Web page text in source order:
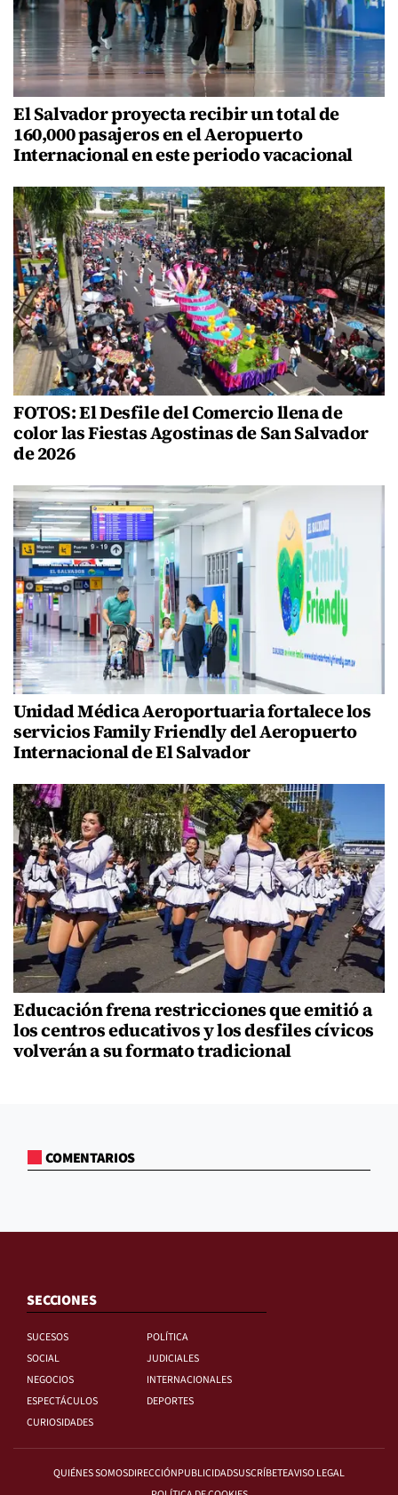
El Salvador proyecta recibir un total de
160,000 pasajeros en el Aeropuerto
Internacional en este periodo vacacional
FOTOS: El Desfile del Comercio llena de
color las Fiestas Agostinas de San Salvador
de 2026
Unidad Médica Aeroportuaria fortalece los
servicios Family Friendly del Aeropuerto
Internacional de El Salvador
Educación frena restricciones que emitió a
los centros educativos y los desfiles cívicos
volverán a su formato tradicional
COMENTARIOS
SECCIONES
SUCESOS
POLÍTICA
SOCIAL
JUDICIALES
NEGOCIOS
INTERNACIONALES
ESPECTÁCULOS
DEPORTES
CURIOSIDADES
QUIÉNES SOMOSDIRECCIÓNPUBLICIDADSUSCRÍBETEAVISO LEGAL